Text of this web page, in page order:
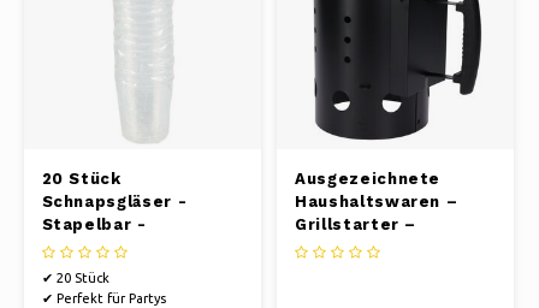
20 Stück
Schnapsgläser -
Stapelbar -
Transparent
✔ 20 Stück
✔ Perfekt für Partys
Ausgezeichnete
Haushaltswaren –
Grillstarter –
Schwarz